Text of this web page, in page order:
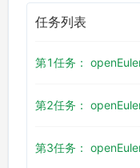
任务列表
第1任务：
第2任务：
第3任务：